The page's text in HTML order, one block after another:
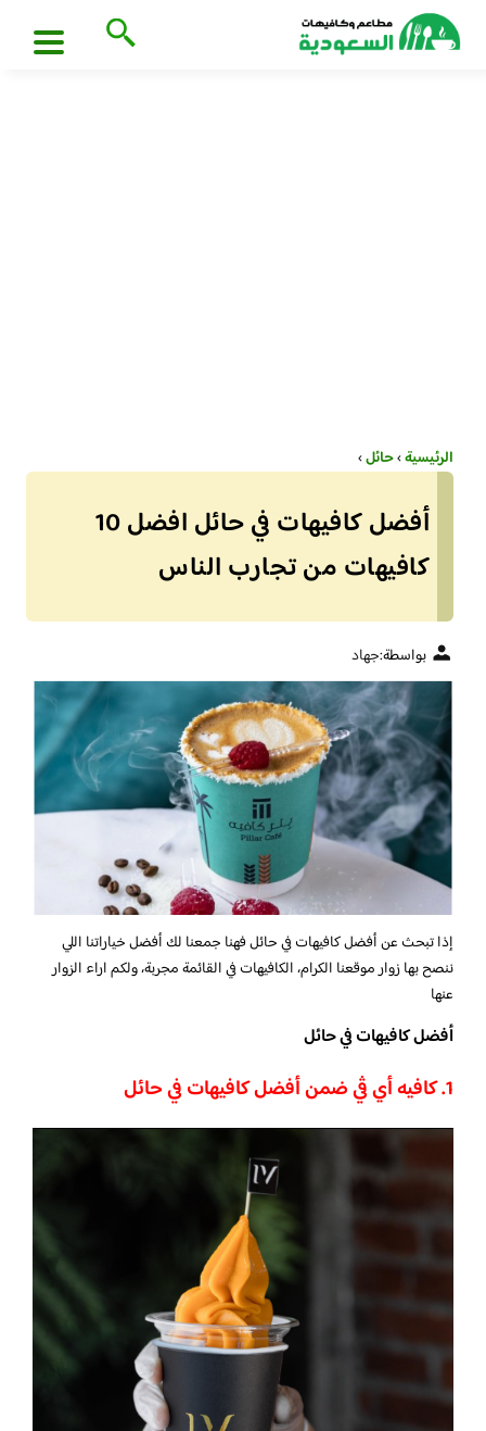
الرئيسية›حائل›
أفضل كافيهات في حائل افضل 10
كافيهات من تجارب الناس
بواسطة:جهاد
إذا تبحث عن أفضل كافيهات في حائل فهنا جمعنا لك أفضل خياراتنا اللي
ننصح بها زوار موقعنا الكرام، الكافيهات في القائمة مجربة، ولكم اراء الزوار
عنها
أفضل كافيهات في حائل
1. كافيه أي ڤي ضمن أفضل كافيهات في حائل